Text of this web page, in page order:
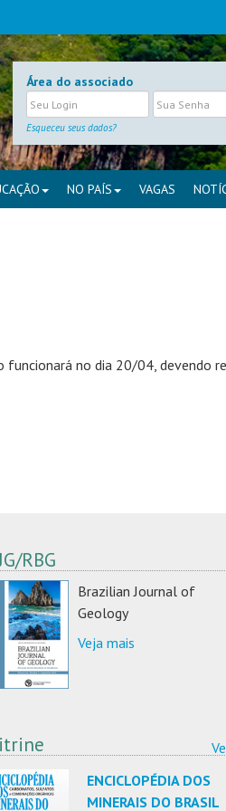
Área do associado
Esqueceu seus dados?
NO PAÍS VAGAS
funcionará no dia 20/04, devendo
RBG
Brazilian Journal of
Geology
Veja mais
ENCICLOPÉDIA DOS
MINERAIS DO BRASIL